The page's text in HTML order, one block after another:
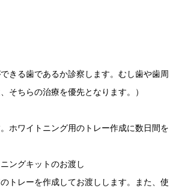
できる歯であるか診察します。むし歯や歯周
そちらの治療を優先となります。）
。ホワイトニング用のトレー作成に数日間を
ングキットのお渡し
のトレーを作成してお渡しします。また、使